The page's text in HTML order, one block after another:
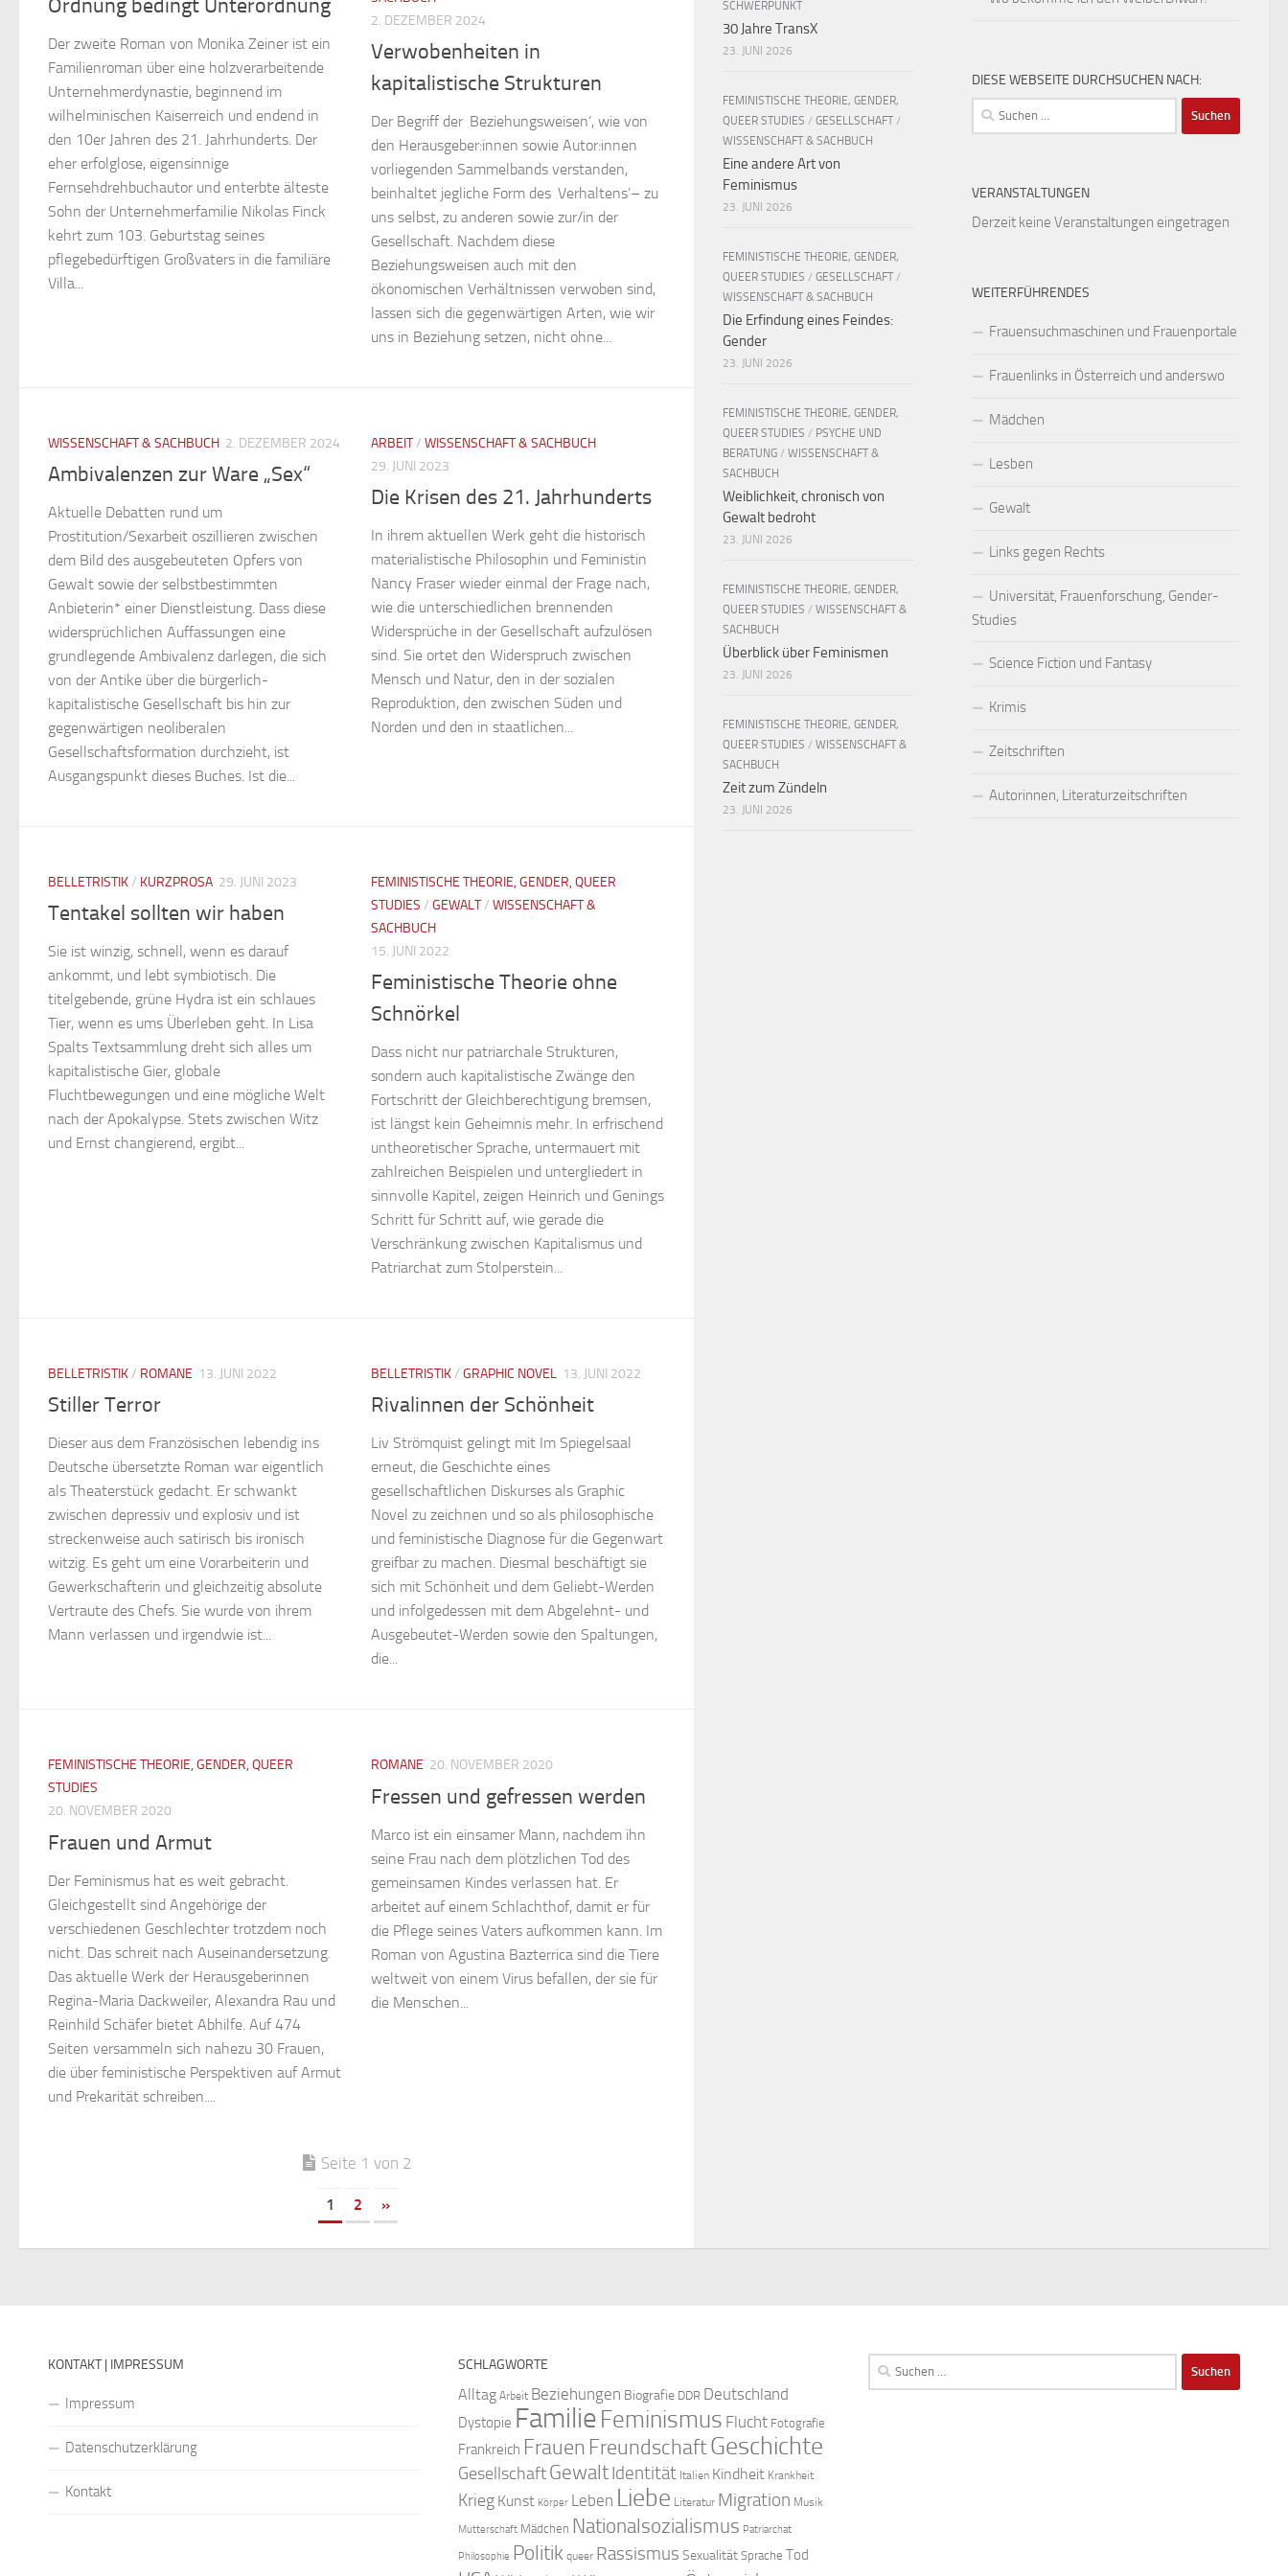
Ordnung bedingt Unterordnung
Der zweite Roman von Monika Zeiner ist ein
Familienroman über eine holzverarbeitende
Unternehmerdynastie, beginnend im
wilhelminischen Kaiserreich und endend in
den 10er Jahren des 21. Jahrhunderts. Der
eher erfolglose, eigensinnige
Fernsehdrehbuchautor und enterbte älteste
Sohn der Unternehmerfamilie Nikolas Finck
kehrt zum 103. Geburtstag seines
pflegebedürftigen Großvaters in die familiäre
Villa...
2. DEZEMBER 2024
Verwobenheiten in
kapitalistische Strukturen
Der Begriff der ‚Beziehungsweisen’, wie von
den Herausgeber:innen sowie Autor:innen
vorliegenden Sammelbands verstanden,
beinhaltet jegliche Form des ‚Verhaltens’– zu
uns selbst, zu anderen sowie zur/in der
Gesellschaft. Nachdem diese
Beziehungsweisen auch mit den
ökonomischen Verhältnissen verwoben sind,
lassen sich die gegenwärtigen Arten, wie wir
uns in Beziehung setzen, nicht ohne...
WISSENSCHAFT & SACHBUCH 2. DEZEMBER 2024
Ambivalenzen zur Ware „Sex“
Aktuelle Debatten rund um
Prostitution/Sexarbeit oszillieren zwischen
dem Bild des ausgebeuteten Opfers von
Gewalt sowie der selbstbestimmten
Anbieterin* einer Dienstleistung. Dass diese
widersprüchlichen Auffassungen eine
grundlegende Ambivalenz darlegen, die sich
von der Antike über die bürgerlich-
kapitalistische Gesellschaft bis hin zur
gegenwärtigen neoliberalen
Gesellschaftsformation durchzieht, ist
Ausgangspunkt dieses Buches. Ist die...
ARBEIT/ WISSENSCHAFT & SACHBUCH
29. JUNI 2023
Die Krisen des 21. Jahrhunderts
In ihrem aktuellen Werk geht die historisch
materialistische Philosophin und Feministin
Nancy Fraser wieder einmal der Frage nach,
wie die unterschiedlichen brennenden
Widersprüche in der Gesellschaft aufzulösen
sind. Sie ortet den Widerspruch zwischen
Mensch und Natur, den in der sozialen
Reproduktion, den zwischen Süden und
Norden und den in staatlichen...
BELLETRISTIK/ KURZPROSA 29. JUNI 2023
Tentakel sollten wir haben
Sie ist winzig, schnell, wenn es darauf
ankommt, und lebt symbiotisch. Die
titelgebende, grüne Hydra ist ein schlaues
Tier, wenn es ums Überleben geht. In Lisa
Spalts Textsammlung dreht sich alles um
kapitalistische Gier, globale
Fluchtbewegungen und eine mögliche Welt
nach der Apokalypse. Stets zwischen Witz
und Ernst changierend, ergibt...
FEMINISTISCHE THEORIE, GENDER, QUEER
STUDIES / GEWALT/ WISSENSCHAFT &
SACHBUCH
15. JUNI 2022
Feministische Theorie ohne
Schnörkel
Dass nicht nur patriarchale Strukturen,
sondern auch kapitalistische Zwänge den
Fortschritt der Gleichberechtigung bremsen,
ist längst kein Geheimnis mehr. In erfrischend
untheoretischer Sprache, untermauert mit
zahlreichen Beispielen und untergliedert in
sinnvolle Kapitel, zeigen Heinrich und Genings
Schritt für Schritt auf, wie gerade die
Verschränkung zwischen Kapitalismus und
Patriarchat zum Stolperstein...
BELLETRISTIK/ ROMANE 13. JUNI 2022
Stiller Terror
Dieser aus dem Französischen lebendig ins
Deutsche übersetzte Roman war eigentlich
als Theaterstück gedacht. Er schwankt
zwischen depressiv und explosiv und ist
streckenweise auch satirisch bis ironisch
witzig. Es geht um eine Vorarbeiterin und
Gewerkschafterin und gleichzeitig absolute
Vertraute des Chefs. Sie wurde von ihrem
Mann verlassen und irgendwie ist...
BELLETRISTIK/ GRAPHIC NOVEL 13. JUNI 2022
Rivalinnen der Schönheit
Liv Strömquist gelingt mit Im Spiegelsaal
erneut, die Geschichte eines
gesellschaftlichen Diskurses als Graphic
Novel zu zeichnen und so als philosophische
und feministische Diagnose für die Gegenwart
greifbar zu machen. Diesmal beschäftigt sie
sich mit Schönheit und dem Geliebt-Werden
und infolgedessen mit dem Abgelehnt- und
Ausgebeutet-Werden sowie den Spaltungen,
die...
FEMINISTISCHE THEORIE, GENDER, QUEER
STUDIES
20. NOVEMBER 2020
Frauen und Armut
Der Feminismus hat es weit gebracht.
Gleichgestellt sind Angehörige der
verschiedenen Geschlechter trotzdem noch
nicht. Das schreit nach Auseinandersetzung.
Das aktuelle Werk der Herausgeberinnen
Regina-Maria Dackweiler, Alexandra Rau und
Reinhild Schäfer bietet Abhilfe. Auf 474
Seiten versammeln sich nahezu 30 Frauen,
die über feministische Perspektiven auf Armut
und Prekarität schreiben....
ROMANE 20. NOVEMBER 2020
Fressen und gefressen werden
Marco ist ein einsamer Mann, nachdem ihn
seine Frau nach dem plötzlichen Tod des
gemeinsamen Kindes verlassen hat. Er
arbeitet auf einem Schlachthof, damit er für
die Pflege seines Vaters aufkommen kann. Im
Roman von Agustina Bazterrica sind die Tiere
weltweit von einem Virus befallen, der sie für
die Menschen...
Seite 1 von 2
1 2 »
DIESE WEBSEITE DURCHSUCHEN NACH:
Suchen
nach:
VERANSTALTUNGEN
Derzeit keine Veranstaltungen eingetragen
WEITERFÜHRENDES
Frauensuchmaschinen und Frauenportale
Frauenlinks in Österreich und anderswo
Mädchen
Lesben
Gewalt
Links gegen Rechts
Universität, Frauenforschung, Gender-
Studies
Science Fiction und Fantasy
Krimis
Zeitschriften
Autorinnen, Literaturzeitschriften
SCHWERPUNKT
30 Jahre TransX
23. JUNI 2026
FEMINISTISCHE THEORIE, GENDER,
QUEER STUDIES / GESELLSCHAFT /
WISSENSCHAFT & SACHBUCH
Eine andere Art von
Feminismus
23. JUNI 2026
FEMINISTISCHE THEORIE, GENDER,
QUEER STUDIES / GESELLSCHAFT /
WISSENSCHAFT & SACHBUCH
Die Erfindung eines Feindes:
Gender
23. JUNI 2026
FEMINISTISCHE THEORIE, GENDER,
QUEER STUDIES / PSYCHE UND
BERATUNG / WISSENSCHAFT &
SACHBUCH
Weiblichkeit, chronisch von
Gewalt bedroht
23. JUNI 2026
FEMINISTISCHE THEORIE, GENDER,
QUEER STUDIES / WISSENSCHAFT &
SACHBUCH
Überblick über Feminismen
23. JUNI 2026
FEMINISTISCHE THEORIE, GENDER,
QUEER STUDIES / WISSENSCHAFT &
SACHBUCH
Zeit zum Zündeln
23. JUNI 2026
KONTAKT | IMPRESSUM
Impressum
Datenschutzerklärung
Kontakt
SCHLAGWORTE
Alltag Arbeit Beziehungen Biografie DDR Deutschland
Dystopie FamilieFeminismus Flucht Fotografie
Frankreich Frauen FreundschaftGeschichte
GesellschaftGewaltIdentität Italien Kindheit Krankheit
Krieg Kunst Körper Leben Liebe Literatur Migration Musik
Mutterschaft Mädchen Nationalsozialismus Patriarchat
Philosophie Politik queer Rassismus SexualitätSprache Tod
Suchen
nach: